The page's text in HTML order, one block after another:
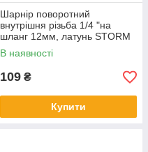
Шарнір поворотний
внутрішня різьба 1/4 "на
шланг 12мм, латунь STORM
В наявності
109 ₴
Купити